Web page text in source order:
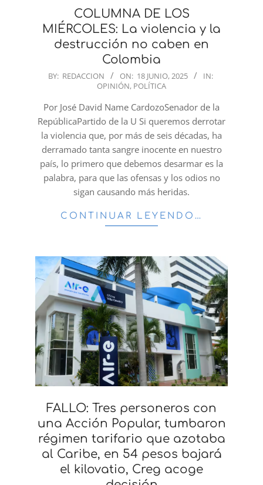
COLUMNA DE LOS
MIÉRCOLES: La violencia y la
destrucción no caben en
Colombia
2025-
18
BY: REDACCION ON: 18 JUNIO, 2025
IN:
OPINIÓN, POLÍTICA
Por José David Name CardozoSenador de la
RepúblicaPartido de la U Si queremos derrotar
la violencia que, por más de seis décadas, ha
derramado tanta sangre inocente en nuestro
país, lo primero que debemos desarmar es la
palabra, para que las ofensas y los odios no
sigan causando más heridas.
CONTINUAR LEYENDO…
FALLO: Tres personeros con
una Acción Popular, tumbaron
régimen tarifario que azotaba
al Caribe, en 54 pesos bajará
el kilovatio, Creg acoge